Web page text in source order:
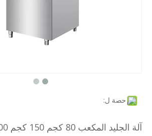
حصة ل:
آلة الجليد المكعب 80 كجم 150 كجم 300 كجم